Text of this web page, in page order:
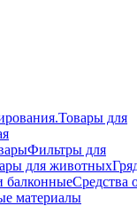
Товары для
Фильтры для
для животных
балконныеСредства
материалы